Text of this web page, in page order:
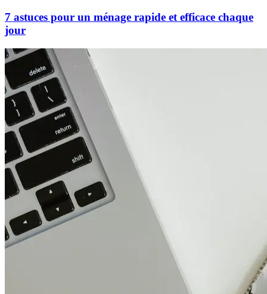
7 astuces pour un ménage rapide et efficace chaque
jour